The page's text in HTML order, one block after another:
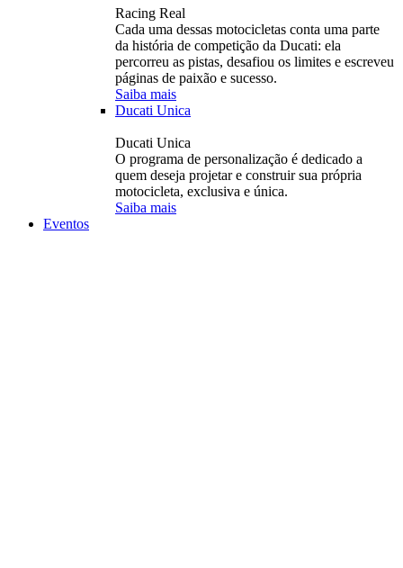
Racing Real
Cada uma dessas motocicletas conta uma parte
da história de competição da Ducati: ela
percorreu as pistas, desafiou os limites e escreveu
páginas de paixão e sucesso.
Saiba mais
Ducati Unica
Ducati Unica
O programa de personalização é dedicado a
quem deseja projetar e construir sua própria
motocicleta, exclusiva e única.
Saiba mais
Eventos